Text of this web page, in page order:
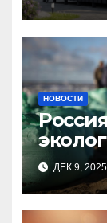
НОВОСТИ
ДЕК 9, 2025